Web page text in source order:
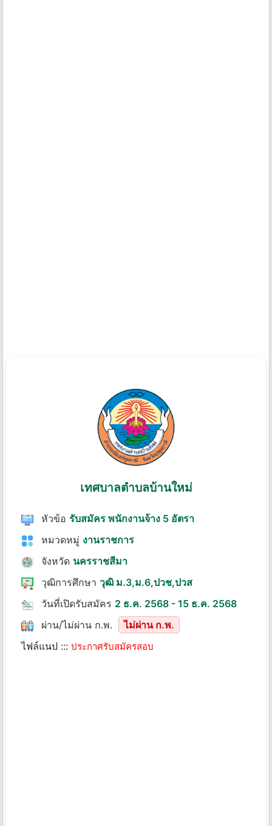
เทศบาลตําบลบ้านใหม่
หัวข้อ รับสมัคร พนักงานจ้าง 5 อัตรา
หมวดหมู่ งานราชการ
จังหวัด นครราชสีมา
วุฒิการศึกษา วุฒิ ม.3,ม.6,ปวช,ปวส
วันที่เปิดรับสมัคร 2 ธ.ค. 2568 - 15 ธ.ค. 2568
ผ่าน/ไม่ผ่าน ก.พ.
ไม่ผ่าน ก.พ.
ไฟล์แนป ::: ประกาศรับสมัครสอบ